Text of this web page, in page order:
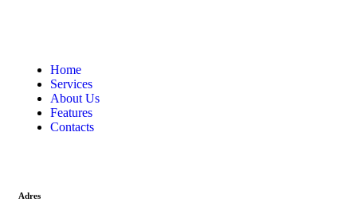
Adres
Home
Services
About Us
Features
Contacts